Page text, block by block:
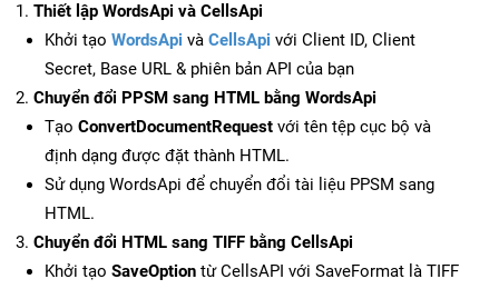
Thiết lập WordsApi và CellsApi
Khởi tạo WordsApi và CellsApi với Client ID, Client
Secret, Base URL & phiên bản API của bạn
Chuyển đổi PPSM sang HTML bằng WordsApi
Tạo ConvertDocumentRequest với tên tệp cục bộ và
định dạng được đặt thành HTML.
Sử dụng WordsApi để chuyển đổi tài liệu PPSM sang
HTML.
Chuyển đổi HTML sang TIFF bằng CellsApi
Khởi tạo SaveOption từ CellsAPI với SaveFormat là TIFF